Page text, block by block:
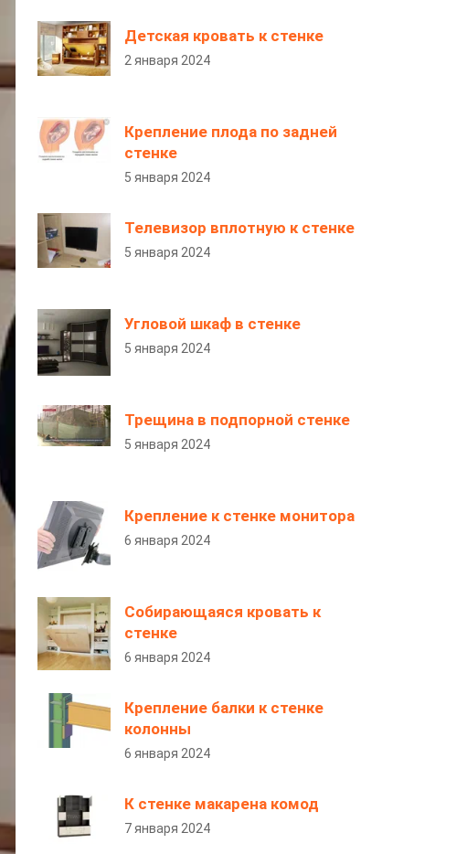
Детская кровать к стенке
2 января 2024
Крепление плода по задней
стенке
5 января 2024
Телевизор вплотную к стенке
5 января 2024
Угловой шкаф в стенке
5 января 2024
Трещина в подпорной стенке
5 января 2024
Крепление к стенке монитора
6 января 2024
Собирающаяся кровать к
стенке
6 января 2024
Крепление балки к стенке
колонны
6 января 2024
К стенке макарена комод
7 января 2024